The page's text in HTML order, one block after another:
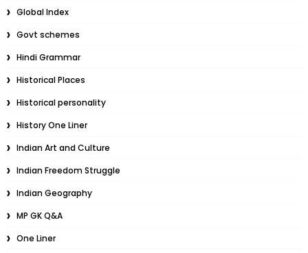
Global Index
Govt schemes
Hindi Grammar
Historical Places
Historical personality
History One Liner
Indian Art and Culture
Indian Freedom Struggle
Indian Geography
MP GK Q&A
One Liner